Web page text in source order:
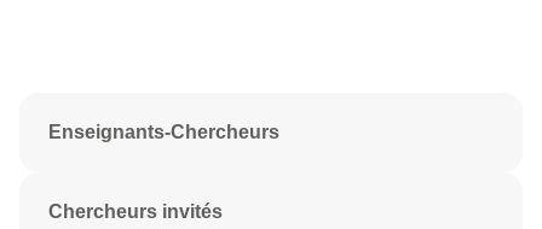
Enseignants-Chercheurs
Chercheurs invités